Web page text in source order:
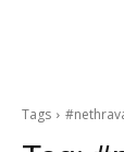
Tags